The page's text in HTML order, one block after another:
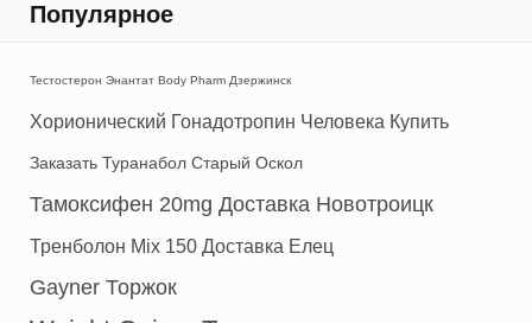
Популярное
Тестостерон Энантат Body Pharm Дзержинск
Хорионический Гонадотропин Человека Купить
Заказать Туранабол Старый Оскол
Тамоксифен 20mg Доставка Новотроицк
Тренболон Mix 150 Доставка Елец
Gayner Торжок